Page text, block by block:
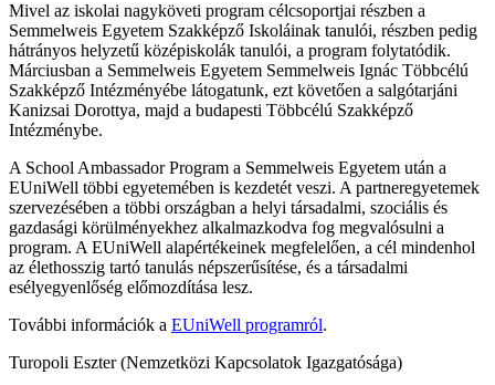
Mivel az iskolai nagyköveti program célcsoportjai részben a
Semmelweis Egyetem Szakképző Iskoláinak tanulói, részben pedig
hátrányos helyzetű középiskolák tanulói, a program folytatódik.
Márciusban a Semmelweis Egyetem Semmelweis Ignác Többcélú
Szakképző Intézményébe látogatunk, ezt követően a salgótarjáni
Kanizsai Dorottya, majd a budapesti Többcélú Szakképző
Intézménybe.
A School Ambassador Program a Semmelweis Egyetem után a
EUniWell többi egyetemében is kezdetét veszi. A partneregyetemek
szervezésében a többi országban a helyi társadalmi, szociális és
gazdasági körülményekhez alkalmazkodva fog megvalósulni a
program. A EUniWell alapértékeinek megfelelően, a cél mindenhol
az élethosszig tartó tanulás népszerűsítése, és a társadalmi
esélyegyenlőség előmozdítása lesz.
További információk a EUniWell programról.
Turopoli Eszter (Nemzetközi Kapcsolatok Igazgatósága)